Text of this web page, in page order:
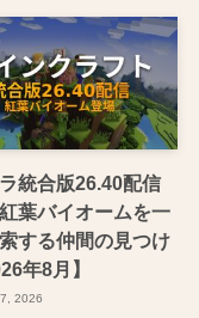
統合版26.40配信
葉バイオームを一
する仲間の見つけ
年8月】
2026